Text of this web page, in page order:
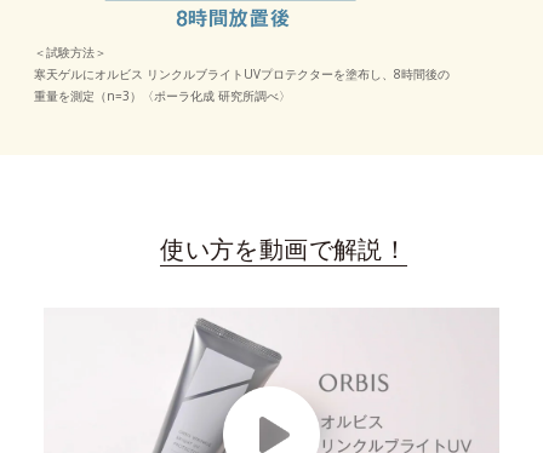
＜試験方法＞
寒天ゲルにオルビス リンクルブライトUVプロテクターを塗布し、8時間後の
重量を測定（n=3）〈ポーラ化成 研究所調べ〉
使い方を動画で解説！